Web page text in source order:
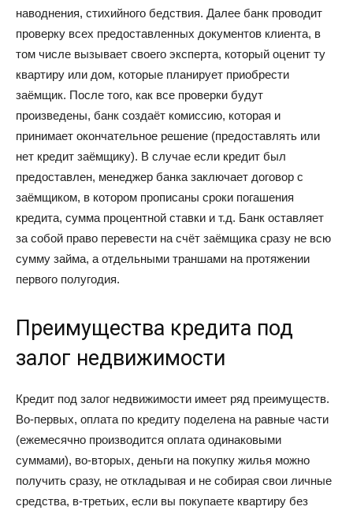
наводнения, стихийного бедствия. Далее банк проводит
проверку всех предоставленных документов клиента, в
том числе вызывает своего эксперта, который оценит ту
квартиру или дом, которые планирует приобрести
заёмщик. После того, как все проверки будут
произведены, банк создаёт комиссию, которая и
принимает окончательное решение (предоставлять или
нет кредит заёмщику). В случае если кредит был
предоставлен, менеджер банка заключает договор с
заёмщиком, в котором прописаны сроки погашения
кредита, сумма процентной ставки и т.д. Банк оставляет
за собой право перевести на счёт заёмщика сразу не всю
сумму займа, а отдельными траншами на протяжении
первого полугодия.
Преимущества кредита под
залог недвижимости
Кредит под залог недвижимости имеет ряд преимуществ.
Во-первых, оплата по кредиту поделена на равные части
(ежемесячно производится оплата одинаковыми
суммами), во-вторых, деньги на покупку жилья можно
получить сразу, не откладывая и не собирая свои личные
средства, в-третьих, если вы покупаете квартиру без